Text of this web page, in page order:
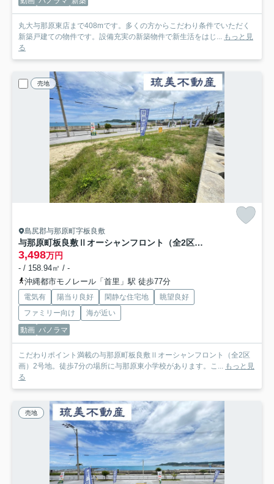
丸大与那原東店まで408mです。多くの方からこだわり条件でいただく
新築戸建ての物件です。設備充実の新築物件で新生活をはじ... もっと見
る
売地
島尻郡与那原町字板良敷
与那原町板良敷Ⅱオーシャンフロント（全2区画）2号地
3,498万円
- / 158.94㎡ / -
沖縄都市モノレール「首里」駅 徒歩77分
電気有 陽当り良好 閑静な住宅地
眺望良好
ファミリー向け
海が近い
動画 パノラマ
こだわりポイント満載の与那原町板良敷Ⅱオーシャンフロント（全2区
画）2号地。徒歩7分の場所に与那原東小学校があります。こ... もっと見
る
売地